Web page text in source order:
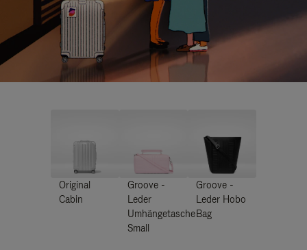
Original
Cabin
Groove -
Leder
Umhängetasche
Small
Groove -
Leder Hobo
Bag